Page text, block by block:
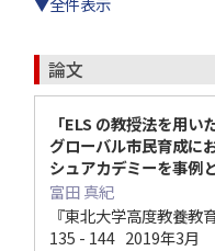
論文
「ELS の教授法を用
グローバル市民育成に
シュアカデミーを事例
富田 真紀
『東北大学高度教養
135 - 144 2019年3月